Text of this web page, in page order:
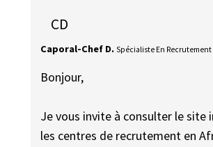
CD
Caporal-Chef D. Spécialiste En Recrutement
Bonjour,
Je vous invite à consulter le
les centres de recrutement en